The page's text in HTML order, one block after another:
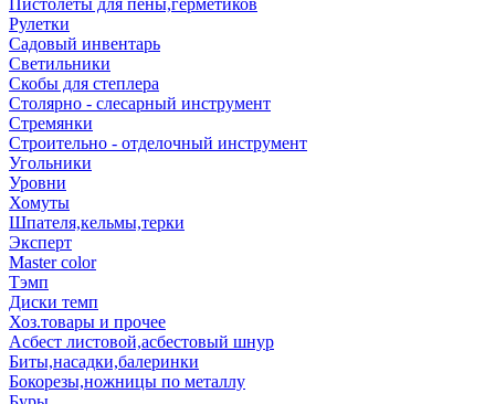
Пистолеты для пены,герметиков
Рулетки
Садовый инвентарь
Светильники
Скобы для степлера
Столярно - слесарный инструмент
Стремянки
Строительно - отделочный инструмент
Угольники
Уровни
Хомуты
Шпателя,кельмы,терки
Эксперт
Master color
Тэмп
Диски темп
Хоз.товары и прочее
Асбест листовой,асбестовый шнур
Биты,насадки,балеринки
Бокорезы,ножницы по металлу